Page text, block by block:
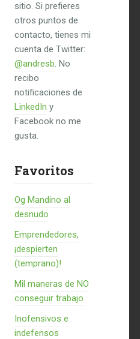
sitio. Si prefieres
otros puntos de
contacto, tienes mi
cuenta de Twitter:
@andresb. No
recibo
notificaciones de
LinkedIn y
Facebook no me
gusta.
Favoritos
Og Mandino al
desnudo
Emprendedores,
¡despierten
(temprano)!
Mil maneras de NO
conseguir trabajo
Inofensivos e
indefensos